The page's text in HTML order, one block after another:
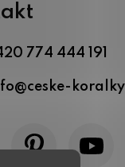
@ceske-
774 444 191